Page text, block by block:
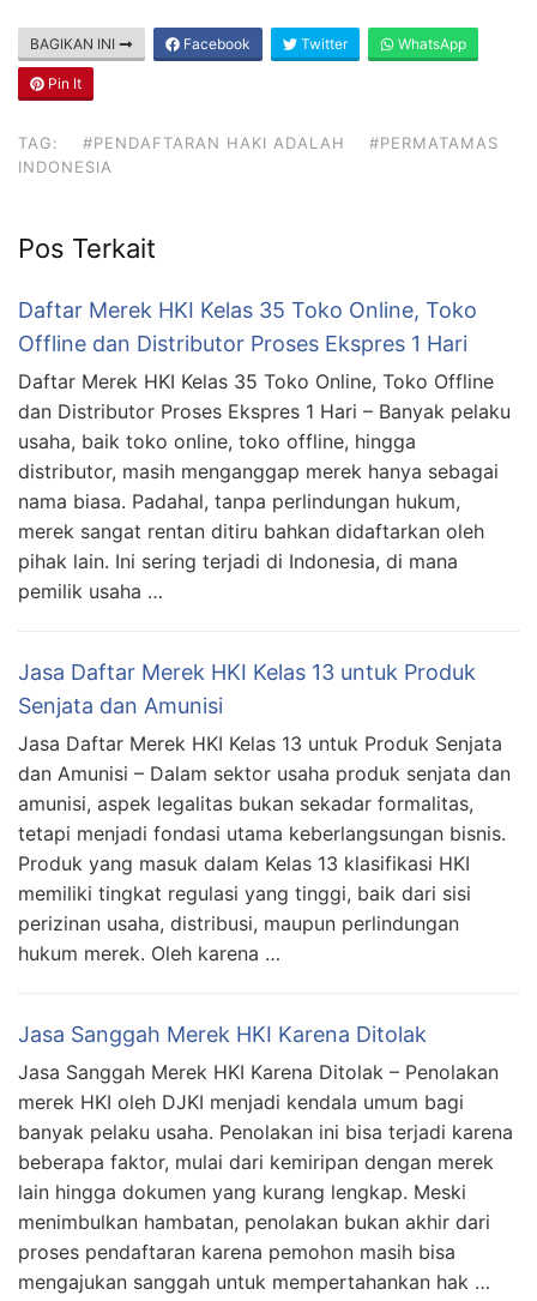
BAGIKAN INI Facebook Twitter WhatsApp
Pin It
TAG: #PENDAFTARAN HAKI ADALAH
#PERMATAMAS
INDONESIA
Pos Terkait
Daftar Merek HKI Kelas 35 Toko Online, Toko
Offline dan Distributor Proses Ekspres 1 Hari
Daftar Merek HKI Kelas 35 Toko Online, Toko Offline
dan Distributor Proses Ekspres 1 Hari – Banyak pelaku
usaha, baik toko online, toko offline, hingga
distributor, masih menganggap merek hanya sebagai
nama biasa. Padahal, tanpa perlindungan hukum,
merek sangat rentan ditiru bahkan didaftarkan oleh
pihak lain. Ini sering terjadi di Indonesia, di mana
pemilik usaha …
Jasa Daftar Merek HKI Kelas 13 untuk Produk
Senjata dan Amunisi
Jasa Daftar Merek HKI Kelas 13 untuk Produk Senjata
dan Amunisi – Dalam sektor usaha produk senjata dan
amunisi, aspek legalitas bukan sekadar formalitas,
tetapi menjadi fondasi utama keberlangsungan bisnis.
Produk yang masuk dalam Kelas 13 klasifikasi HKI
memiliki tingkat regulasi yang tinggi, baik dari sisi
perizinan usaha, distribusi, maupun perlindungan
hukum merek. Oleh karena …
Jasa Sanggah Merek HKI Karena Ditolak
Jasa Sanggah Merek HKI Karena Ditolak – Penolakan
merek HKI oleh DJKI menjadi kendala umum bagi
banyak pelaku usaha. Penolakan ini bisa terjadi karena
beberapa faktor, mulai dari kemiripan dengan merek
lain hingga dokumen yang kurang lengkap. Meski
menimbulkan hambatan, penolakan bukan akhir dari
proses pendaftaran karena pemohon masih bisa
mengajukan sanggah untuk mempertahankan hak …